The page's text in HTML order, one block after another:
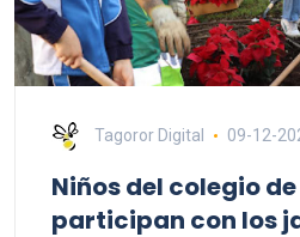
Tagoror Digital 09-12-
Niños del colegio
participan con los